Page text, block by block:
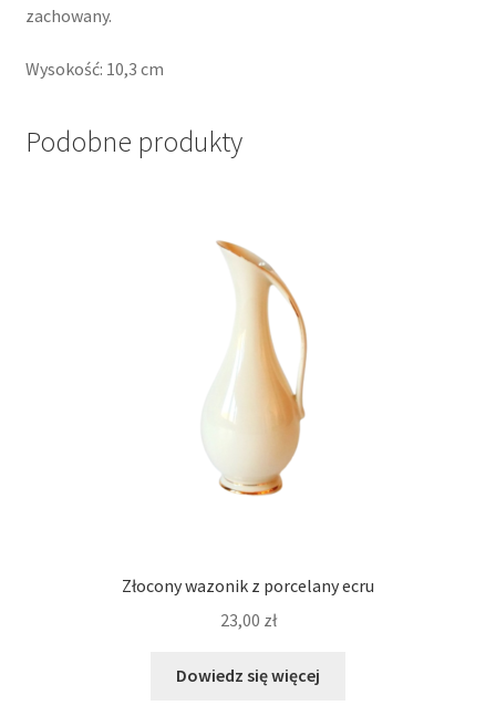
zachowany.
Wysokość: 10,3 cm
Podobne produkty
Złocony wazonik z porcelany ecru
23,00 zł
Dowiedz się więcej